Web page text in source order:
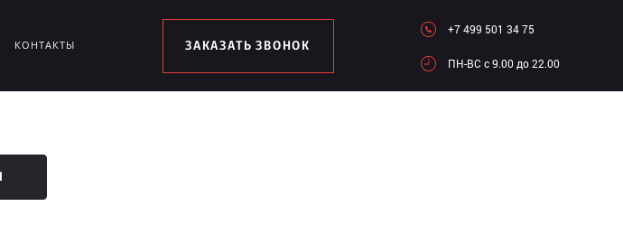
КОНТАКТЫ ЗАКАЗАТЬ ЗВОНОК
+7 499 501 34 75
ПН-ВC c 9.00 до 22.00